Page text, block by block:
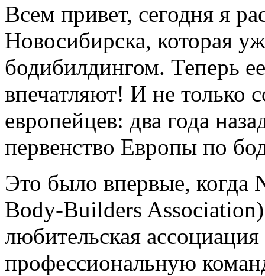
Всем привет, сегодня я
Новосибирска, которая
бодибилдингом. Теперь
впечатляют! И не только
европейцев: два года
первенство Европы по
Это было впервые,
Body-Builders
любительская
профессиональную